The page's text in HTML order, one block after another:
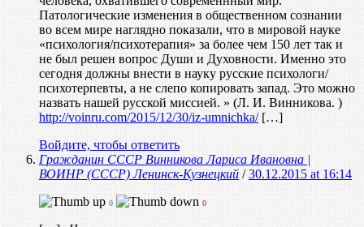
Патологические изменения в общественном сознании
во всем мире наглядно показали, что в мировой науке
«психология/психотерапия» за более чем 150 лет так и
не был решен вопрос Души и Духовности. Именно это
сегодня должны внести в науку русские психологи/
психотерпевты, а не слепо копировать запад. Это можно
назвать нашей русской миссией. » (Л. И. Винникова. )
http://voinru.com/2015/12/30/iz-umnichka/[…]
Войдите, чтобы ответить
Гражданин СССР Винникова Лариса Ивановна |
ВОИНР (СССР) Ленинск-Кузнецкий /30.12.2015 at 16:14
0 0